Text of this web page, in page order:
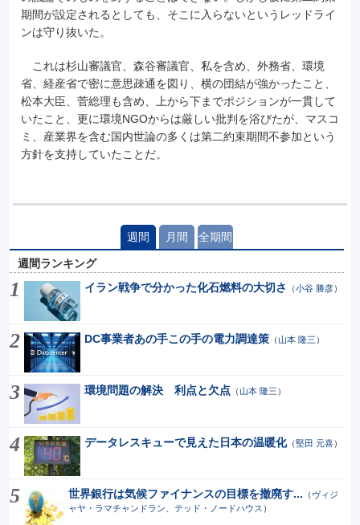
期間が設定されるとしても、そこに入らないというレッドライ
ンは守り抜いた。
これは杉山審議官、森谷審議官、私を含め、外務省、環境
省、経産省で密に意思疎通を図り、横の団結が強かったこと、
松本大臣、菅総理も含め、上から下までポジションが一貫して
いたこと、更に環境NGOからは厳しい批判を浴びたが、マスコ
ミ、産業界を含む国内世論の多くは第二約束期間不参加という
方針を支持していたことだ。
週間 月間 全期間
週間ランキング
イラン戦争で分かった化石燃料の大切さ
（小谷 勝彦）
DC事業者あの手この手の電力調達策（山本 隆三 ）
環境問題の解決 利点と欠点 （山本 隆三 ）
データレスキューで見えた日本の温暖化（堅田 元喜）
世界銀行は気候ファイナンスの目標を撤廃す... （ ヴィジ
ャヤ・ラマチャンドラン、テッド・ノードハウス ）